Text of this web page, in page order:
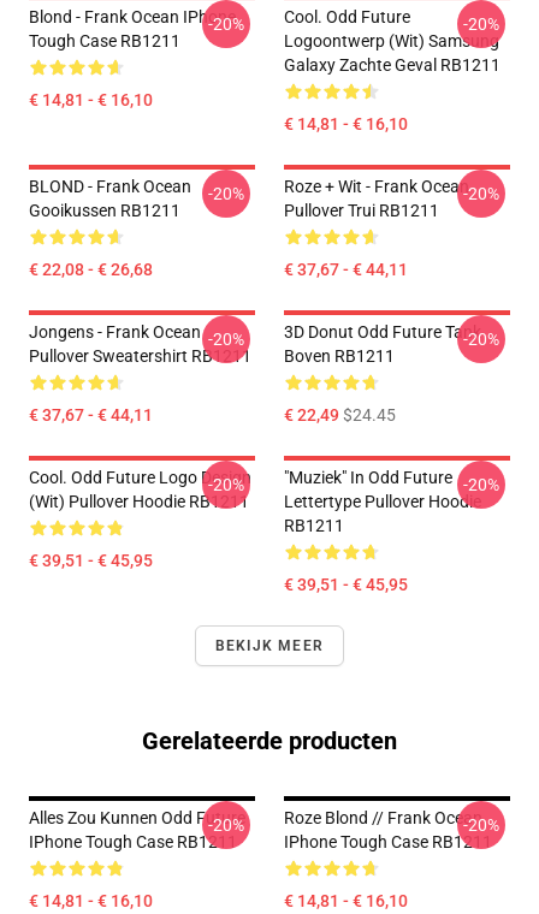
Blond - Frank Ocean IPhone
Tough Case RB1211
€ 14,81 - € 16,10
-20%
Cool. Odd Future
Logoontwerp (wit) Samsung
Galaxy Zachte Geval RB1211
€ 14,81 - € 16,10
-20%
BLOND - Frank Ocean
Gooikussen RB1211
€ 22,08 - € 26,68
-20%
Roze + Wit - Frank Ocean
Pullover Trui RB1211
€ 37,67 - € 44,11
-20%
Jongens - Frank Ocean
Pullover Sweatershirt RB1211
€ 37,67 - € 44,11
-20%
3D Donut Odd Future Tank
Boven RB1211
€ 22,49$24.45
-20%
Cool. Odd Future Logo Design
(wit) Pullover Hoodie RB1211
€ 39,51 - € 45,95
-20%
"Muziek" In Odd Future
Lettertype Pullover Hoodie
RB1211
€ 39,51 - € 45,95
-20%
BEKIJK MEER
Gerelateerde producten
Alles Zou Kunnen Odd Future
IPhone Tough Case RB1211
€ 14,81 - € 16,10
-20%
Roze Blond // Frank Ocean
IPhone Tough Case RB1211
€ 14,81 - € 16,10
-20%